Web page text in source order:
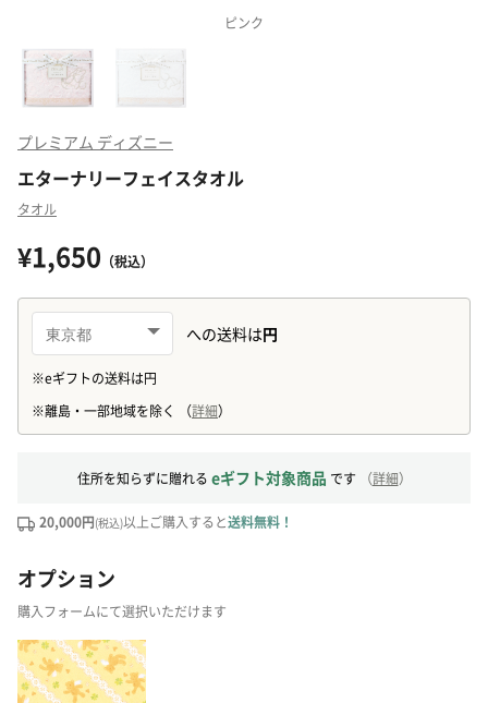
ピンク
プレミアム ディズニー
エターナリーフェイスタオル
タオル
¥1,650 （税込）
住所を知らずに贈れる eギフト対象商品 です （詳細）
20,000円(税込)以上ご購入すると送料無料！
オプション
購入フォームにて選択いただけます